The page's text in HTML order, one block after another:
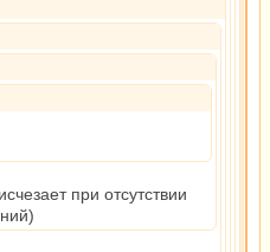
при отсутствии